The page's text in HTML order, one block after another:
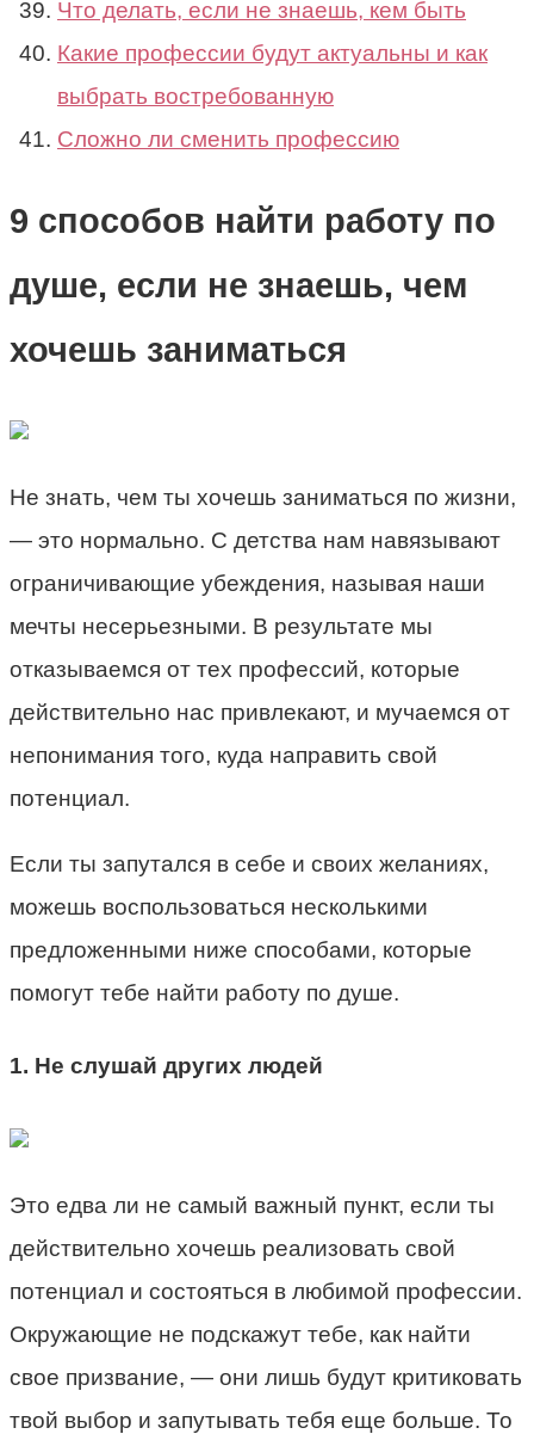
Что делать, если не знаешь, кем быть
Какие профессии будут актуальны и как
выбрать востребованную
Сложно ли сменить профессию
9 способов найти работу по
душе, если не знаешь, чем
хочешь заниматься
Не знать, чем ты хочешь заниматься по жизни,
— это нормально. С детства нам навязывают
ограничивающие убеждения, называя наши
мечты несерьезными. В результате мы
отказываемся от тех профессий, которые
действительно нас привлекают, и мучаемся от
непонимания того, куда направить свой
потенциал.
Если ты запутался в себе и своих желаниях,
можешь воспользоваться несколькими
предложенными ниже способами, которые
помогут тебе найти работу по душе.
1. Не слушай других людей
Это едва ли не самый важный пункт, если ты
действительно хочешь реализовать свой
потенциал и состояться в любимой профессии.
Окружающие не подскажут тебе, как найти
свое призвание, — они лишь будут критиковать
твой выбор и запутывать тебя еще больше. То